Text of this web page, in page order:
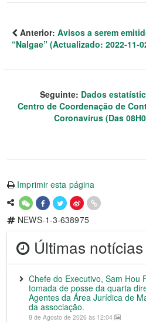
Anterior: Avisos a serem
“Nalgae” (Actualizado: 2022-11-
Seguinte: Dados
Centro de Coordenação de
Coronavírus (Das
Imprimir esta página
NEWS-1-3-638975
Últimas notícias
Chefe do Executivo, Sam Hou
tomada de posse da quarta
Agentes da Área Jurídica de
da associação.
8 de Agosto de 2026 às 12:04